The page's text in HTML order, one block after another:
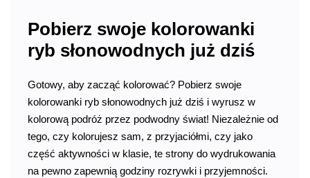
Pobierz swoje kolorowanki
ryb słonowodnych już dziś
Gotowy, aby zacząć kolorować? Pobierz swoje
kolorowanki ryb słonowodnych już dziś i wyrusz w
kolorową podróż przez podwodny świat! Niezależnie od
tego, czy kolorujesz sam, z przyjaciółmi, czy jako
część aktywności w klasie, te strony do wydrukowania
na pewno zapewnią godziny rozrywki i przyjemności.